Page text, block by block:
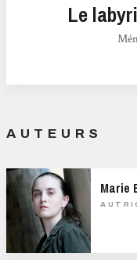
Le
AUTEURS
Marie